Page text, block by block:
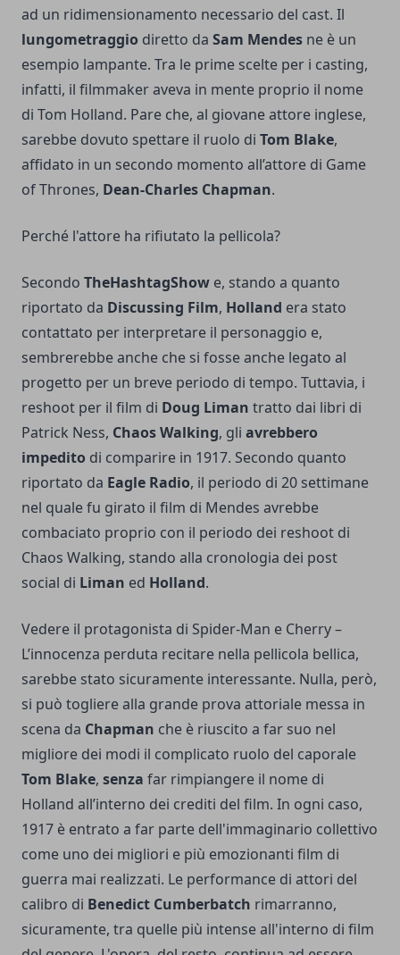
ad un ridimensionamento necessario del cast. Il
lungometraggio diretto da Sam Mendes ne è un
esempio lampante. Tra le prime scelte per i casting,
infatti, il filmmaker aveva in mente proprio il nome
di Tom Holland. Pare che, al giovane attore inglese,
sarebbe dovuto spettare il ruolo di Tom Blake,
affidato in un secondo momento all’attore di Game
of Thrones, Dean-Charles Chapman.
Perché l'attore ha rifiutato la pellicola?
Secondo TheHashtagShow e, stando a quanto
riportato da Discussing Film, Holland era stato
contattato per interpretare il personaggio e,
sembrerebbe anche che si fosse anche legato al
progetto per un breve periodo di tempo. Tuttavia, i
reshoot per il film di Doug Liman tratto dai libri di
Patrick Ness, Chaos Walking, gli avrebbero
impedito di comparire in 1917. Secondo quanto
riportato da Eagle Radio, il periodo di 20 settimane
nel quale fu girato il film di Mendes avrebbe
combaciato proprio con il periodo dei reshoot di
Chaos Walking, stando alla cronologia dei post
social di Liman ed Holland.
Vedere il protagonista di Spider-Man e Cherry –
L’innocenza perduta recitare nella pellicola bellica,
sarebbe stato sicuramente interessante. Nulla, però,
si può togliere alla grande prova attoriale messa in
scena da Chapman che è riuscito a far suo nel
migliore dei modi il complicato ruolo del caporale
Tom Blake, senza far rimpiangere il nome di
Holland all’interno dei crediti del film. In ogni caso,
1917 è entrato a far parte dell'immaginario collettivo
come uno dei migliori e più emozionanti film di
guerra mai realizzati. Le performance di attori del
calibro di Benedict Cumberbatch rimarranno,
sicuramente, tra quelle più intense all'interno di film